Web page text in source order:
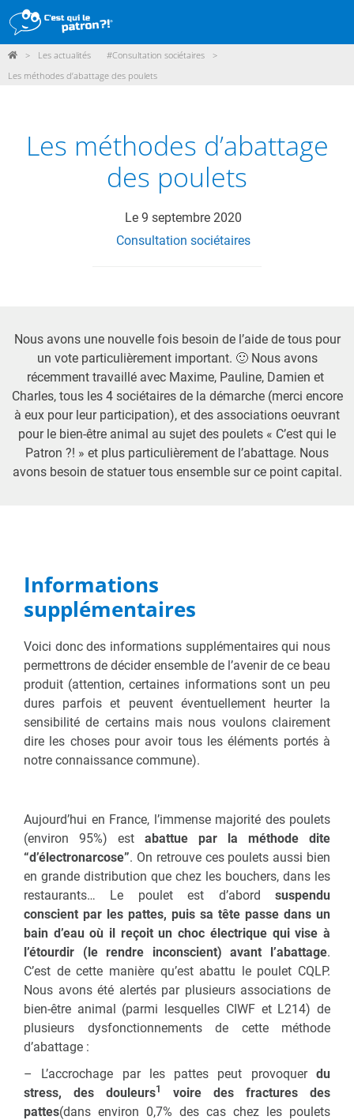
DÉMARCHE
POINTS DE VENTE
PARTICIPER
ACTUALITÉS
ME CONNECTER / ADHÉRER
> Les actualités #Consultation sociétaires
>
Les méthodes d’abattage des poulets
Les méthodes d’abattage
des poulets
Le 9 septembre 2020
Consultation sociétaires
Nous avons une nouvelle fois besoin de l’aide de tous pour
un vote particulièrement important. 🙂 Nous avons
récemment travaillé avec Maxime, Pauline, Damien et
Charles, tous les 4 sociétaires de la démarche (merci encore
à eux pour leur participation), et des associations oeuvrant
pour le bien-être animal au sujet des poulets « C’est qui le
Patron ?! » et plus particulièrement de l’abattage. Nous
avons besoin de statuer tous ensemble sur ce point capital.
Informations
supplémentaires
Voici donc des informations supplémentaires qui nous
permettrons de décider ensemble de l’avenir de ce beau
produit (attention, certaines informations sont un peu
dures parfois et peuvent éventuellement heurter la
sensibilité de certains mais nous voulons clairement
dire les choses pour avoir tous les éléments portés à
notre connaissance commune).
Aujourd’hui en France, l’immense majorité des poulets
(environ 95%) est abattue par la méthode dite
“d’électronarcose”. On retrouve ces poulets aussi bien
en grande distribution que chez les bouchers, dans les
restaurants… Le poulet est d’abord suspendu
conscient par les pattes, puis sa tête passe dans un
bain d’eau où il reçoit un choc électrique qui vise à
l’étourdir (le rendre inconscient) avant l’abattage.
C’est de cette manière qu’est abattu le poulet CQLP.
Nous avons été alertés par plusieurs associations de
bien-être animal (parmi lesquelles CIWF et L214) de
plusieurs dysfonctionnements de cette méthode
d’abattage :
– L’accrochage par les pattes peut provoquer du
stress, des douleurs1
voire des fractures des
pattes(dans environ 0,7% des cas chez les poulets